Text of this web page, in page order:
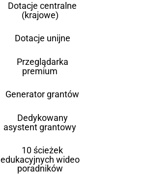
Dotacje centralne
(krajowe)
Dotacje unijne
Przeglądarka
premium
Generator grantów
Dedykowany
asystent grantowy
10 ścieżek
edukacyjnych wideo
poradników